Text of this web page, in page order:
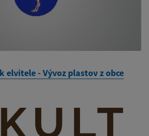
elvitele - Vývoz plastov z obce